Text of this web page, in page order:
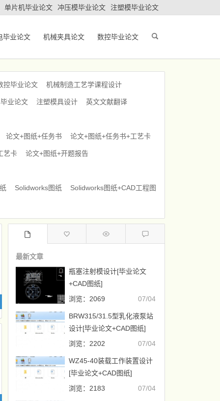
单片机毕业论文 冲压模毕业论文 注塑模毕业论文
毕业论文 机械夹具论文 数控毕业论文
控毕业论文 机械制造工艺学课程设计
业论文 注塑模具设计 英文文献翻译
论文+图纸+任务书 论文+图纸+任务书+工艺卡
艺卡 论文+图纸+开题报告
Solidworks图纸 Solidworks图纸+CAD工程图
最新文章
瓶塞注射模设计[毕业论文
+CAD图纸]
07/04
浏览：2069
BRW315/31.5型乳化液泵站
设计[毕业论文+CAD图纸]
07/04
浏览：2202
WZ45-40装载工作装置设计
[毕业论文+CAD图纸]
07/04
浏览：2183